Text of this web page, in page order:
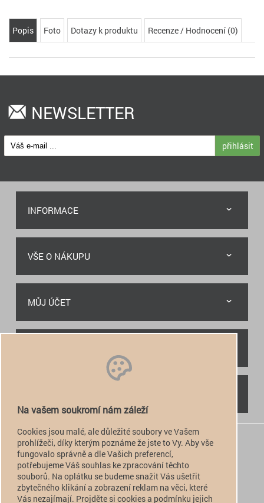
Popis Foto Dotazy k produktu Recenze / Hodnocení (0)
NEWSLETTER
přihlásit
INFORMACE
VŠE O NÁKUPU
MŮJ ÚČET
 +420 774 949 776
 info@alfatactical.cz
Na vašem soukromí nám záleží
Cookies jsou malé, ale důležité soubory ve Vašem
prohlížeči, díky kterým poznáme že jste to Vy. Aby vše
fungovalo správně a dle Vašich preferencí,
potřebujeme Váš souhlas ke zpracování těchto
souborů. Na oplátku se budeme snažit Vás ušetřit
zbytečného klikání a zobrazení reklam na věci, které
Vás nezajímají. Projděte si cookies a podmínku jejich